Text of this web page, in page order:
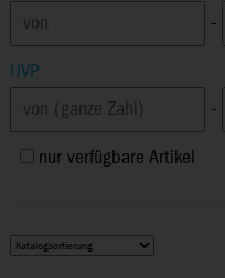
-
UVP
-
nur verfügbare Artikel